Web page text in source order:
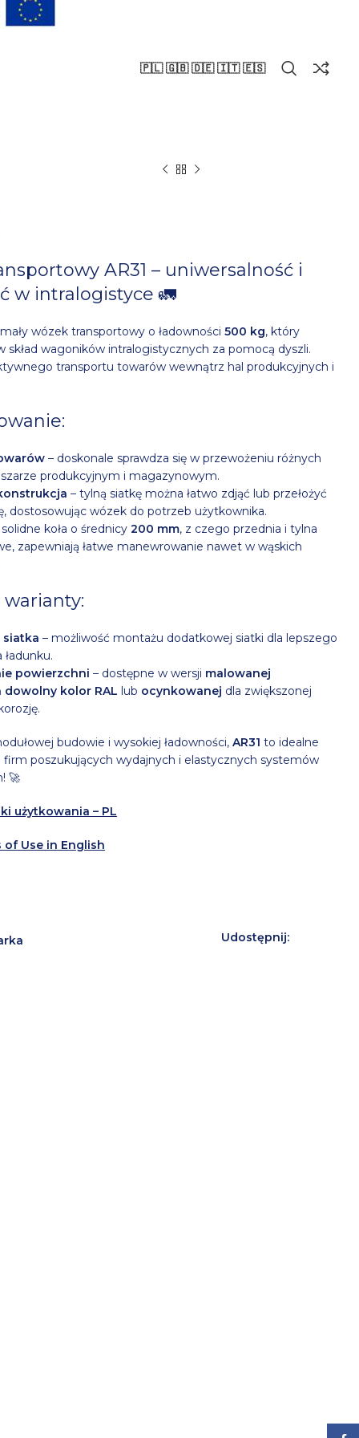
🇵🇱 🇬🇧 🇩🇪 🇮🇹 🇪🇸
AR31 – uniwersalność i
w intralogistyce 🚛
wózek transportowy o ładowności500 kg, który
skład wagoników intralogistycznych za pomocą dyszli.
transportu towarów wewnątrz hal produkcyjnych i
– doskonale sprawdza się w przewożeniu różnych
produkcyjnym i magazynowym.
– tylną siatkę można łatwo zdjąć lub przełożyć
dostosowując wózek do potrzeb użytkownika.
solidne koła o średnicy200 mm, z czego przednia i tylna
zapewniają łatwe manewrowanie nawet w wąskich
warianty:
– możliwość montażu dodatkowej siatki dla lepszego
powierzchni – dostępne w wersji malowanej
kolor RAL lub ocynkowanej dla zwiększonej
budowie i wysokiej ładowności,AR31 to idealne
firm poszukujących wydajnych i elastycznych systemów
🚀
użytkowania – PL
of Use in English
Udostępnij: